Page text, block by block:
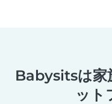
Babysitsは家
ット